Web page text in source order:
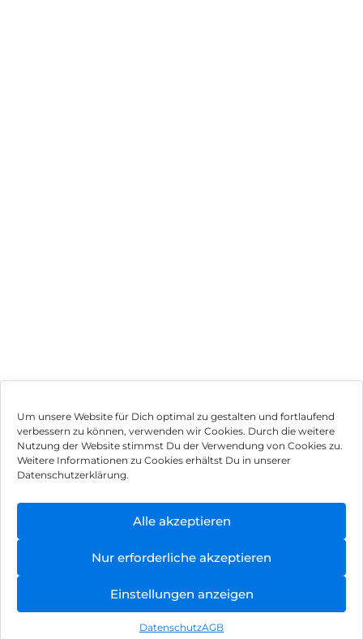
Um unsere Website für Dich optimal zu gestalten und fortlaufend
verbessern zu können, verwenden wir Cookies. Durch die weitere
Nutzung der Website stimmst Du der Verwendung von Cookies zu.
Weitere Informationen zu Cookies erhältst Du in unserer
Datenschutzerklärung.
Alle akzeptieren
Nur erforderliche akzeptieren
Einstellungen anzeigen
DatenschutzAGB
Impressum
Hinweis zur Batterieentsorgung
Newsletter
, Brodos AG – All Rights Reserved.